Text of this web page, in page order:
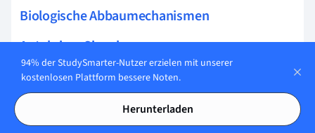
Biologische Abbaumechanismen
Autokriner Signalweg
Ras-Signalweg
JAK/STAT-Signalisierung
94% der StudySmarter-Nutzer erzielen mit unserer
kostenlosen Plattform bessere Noten.
Herunterladen